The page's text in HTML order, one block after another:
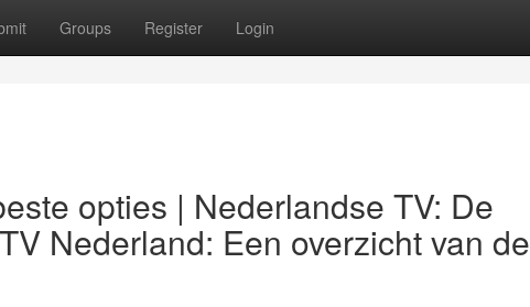
Groups Register Login
opties | Nederlandse TV: De
Nederland: Een overzicht van de